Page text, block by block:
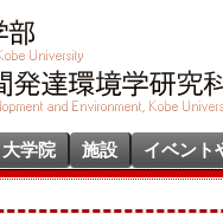
大学院 施設 イベント